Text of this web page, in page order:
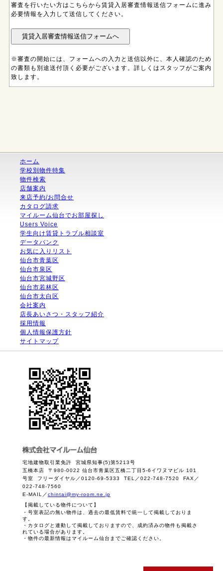
審査を行いたい方はこちらから賃貸入居審査情報送信フォームに進み
必要情報を入力して送信してください。
※審査の開始には、フォームへの入力と送信以外に、本人確認のため
の書類も別途送付頂く必要がございます。詳しくはスタッフがご案内
致します。
ホーム
学校別物件特集
物件検索
店舗案内
来店予約/お問合せ
カタログ請求
マイルーム仙台でお部屋探し
Users Voice
学生向け賃貸トラブル相談室
データバンク
お気に入りリスト
仙台市青葉区
仙台市泉区
仙台市宮城野区
仙台市若林区
仙台市太白区
会社案内
店長あいさつ・スタッフ紹介
採用情報
個人情報保護方針
サイトマップ
宅地建物取引業免許 宮城県知事(5)第5213号
五橋本店 〒980-0022 仙台市青葉区五橋二丁目5-6イワヌマビル 101
号室 フリーダイヤル／0120-69-5333 TEL／022-748-7520 FAX／
022-748-7560
E-MAIL／chintai@my-room.ne.jp
【掲載している物件について】
・号室表記の無い物件は、過去の最低賃料で統一して掲載しておりま
す。
・カタログと連動して掲載しておりますので、成約済みの物件も掲載さ
れている場合があります。
・物件の最新情報はマイルーム仙台までご確認ください。